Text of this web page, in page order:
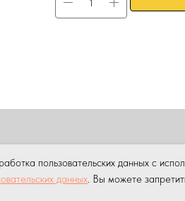
данного сайта без разрешения
пользовательских данных с
данных. Вы можете